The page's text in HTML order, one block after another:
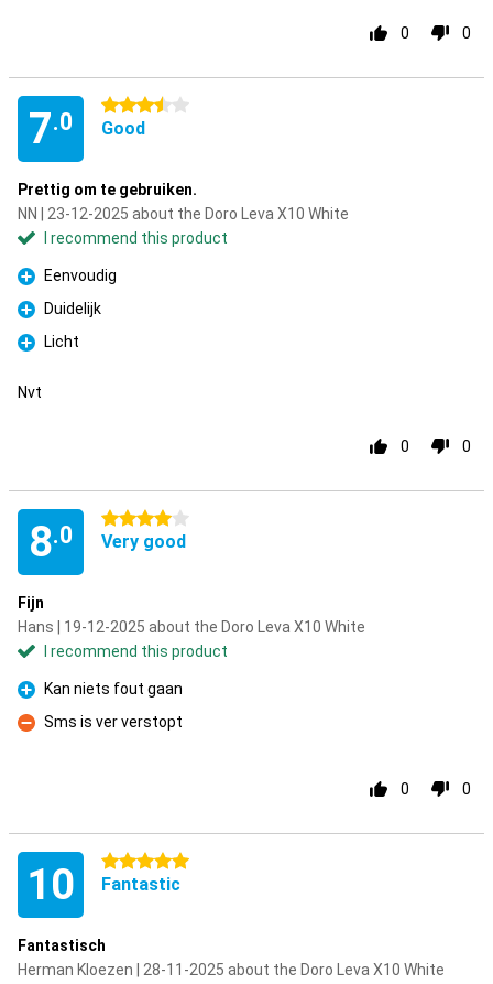
0 0
7.0
3.5 stars
Good
Prettig om te gebruiken.
NN | 23-12-2025 about the Doro Leva X10 White
I recommend this product
Pro
Eenvoudig
Pro
Duidelijk
Pro
Licht
Nvt
0 0
8.0
4 stars
Very good
Fijn
Hans | 19-12-2025 about the Doro Leva X10 White
I recommend this product
Pro
Kan niets fout gaan
Con
Sms is ver verstopt
0 0
10 5 stars
Fantastic
Fantastisch
Herman Kloezen | 28-11-2025 about the Doro Leva X10 White